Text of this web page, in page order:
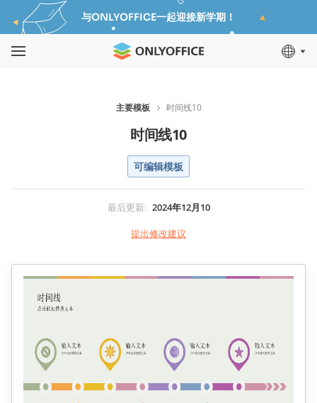
与ONLYOFFICE一起迎接新学期！
主要模板 时间线10
时间线10
可编辑模板
最后更新: 2024年12月10
提出修改建议